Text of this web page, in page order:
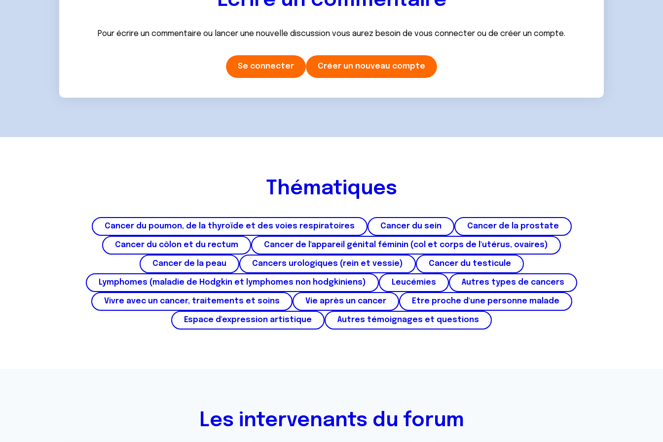
e
Pour écrire un commentaire ou lancer une nouvelle discussion vous aurez besoin de vous connecter ou de créer un compte.
Se connecter Créer un nouveau compte
Thématiques
Cancer du poumon, de la thyroïde et des voies respiratoires Cancer du sein Cancer de la prostate
Cancer du côlon et du rectum Cancer de l'appareil génital féminin (col et corps de l'utérus, ovaires)
Cancer de la peau Cancers urologiques (rein et vessie) Cancer du testicule
Lymphomes (maladie de Hodgkin et lymphomes non hodgkiniens) Leucémies Autres types de cancers
Vivre avec un cancer, traitements et soins Vie après un cancer Etre proche d'une personne malade
Espace d'expression artistique Autres témoignages et questions
Les intervenants du forum